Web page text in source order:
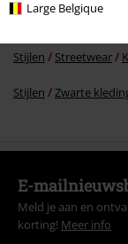
Large Belgique
Stijlen Streetwear
Stijlen Zwarte
E-
Meld je aan en
korting! Meer info